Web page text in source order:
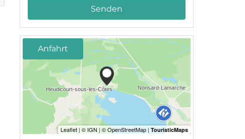
Senden
Anfahrt